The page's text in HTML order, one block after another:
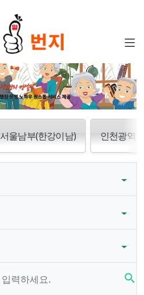
서울남부(한강이남) 인천광역시
search